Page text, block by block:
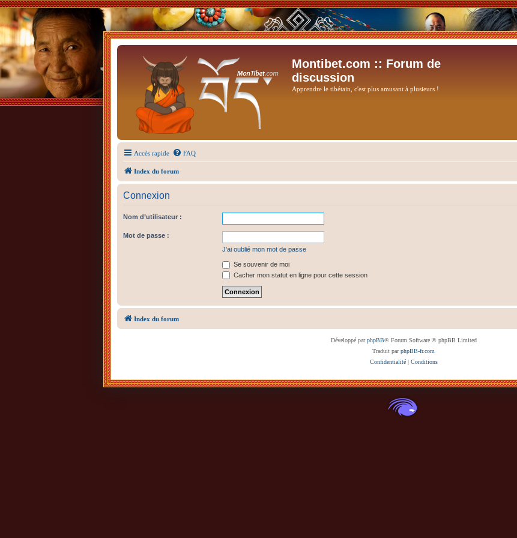
Montibet.com :: Forum de
discussion
Apprendre le tibétain, c'est plus amusant à plusieurs !
Accès rapide FAQ
Index du forum
Connexion
Nom d’utilisateur :
Mot de passe :
J’ai oublié mon mot de passe
Se souvenir de moi
Cacher mon statut en ligne pour cette session
Index du forum
Développé parphpBB® Forum Software © phpBB Limited
Traduit parphpBB-fr.com
Confidentialité| Conditions